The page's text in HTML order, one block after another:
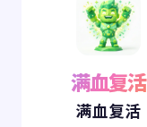
满血复活
满血复活